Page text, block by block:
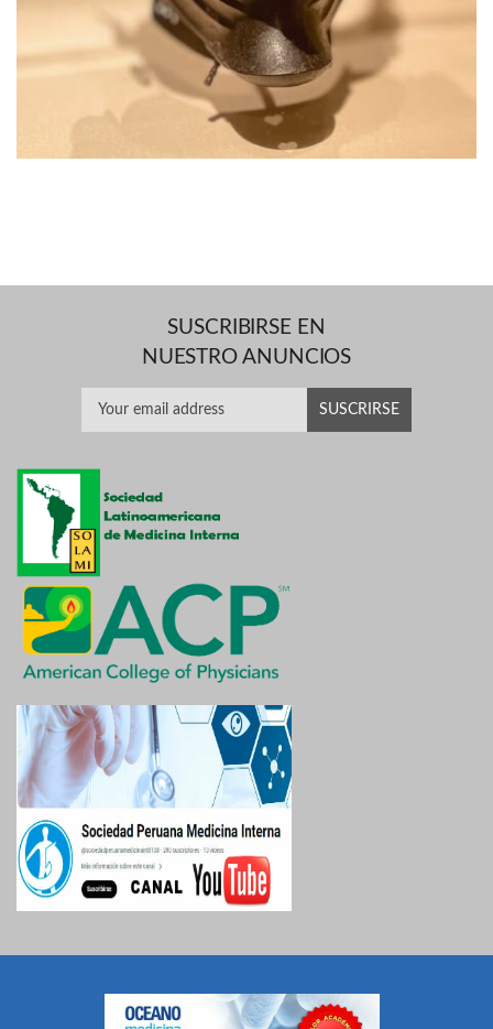
SUSCRIBIRSE EN
NUESTRO ANUNCIOS